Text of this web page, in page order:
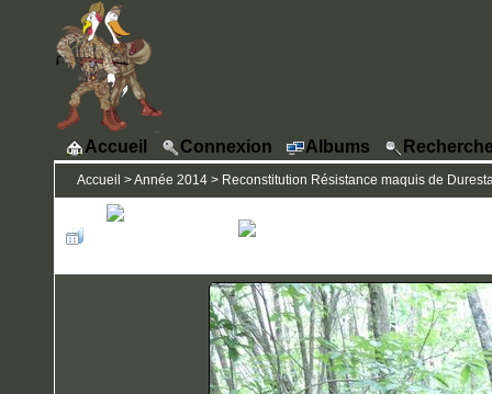
Accueil Connexion Albums
Accueil >Année 2014 > Reconstitution Résistance maquis de